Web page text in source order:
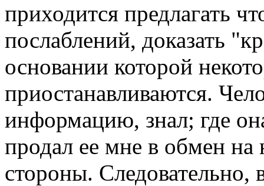
приходится предлагать
послаблений, доказать
основании которой
приостанавливаются.
информацию, знал; где
продал ее мне в обмен на
стороны. Следовательно,